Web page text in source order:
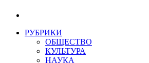
РУБРИКИ
ОБЩЕСТВО
КУЛЬТУРА
НАУКА